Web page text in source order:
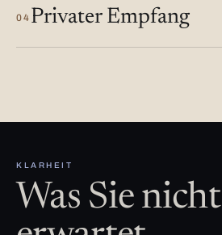
04 Privater Empfang
KLARHEIT
Was Sie nicht